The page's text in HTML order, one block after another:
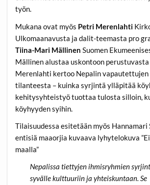
työn.
Mukana ovat myös Petri Merenlahti
Ulkomaanavusta ja dalit-teemasta pro
Tiina-Mari Mällinen Suomen
Mällinen alustaa uskontoon perustuvasta
Merenlahti kertoo Nepalin vapautettujen
tilanteesta – kuinka syrjintä ylläpitää
kehitysyhteistyö tuottaa tulosta silloin,
köyhyyden syihin.
Tilaisuudessa esitetään myös Hannamari
entisiä maaorjia kuvaava lyhytelokuva
maalla”
Nepalissa tiettyjen ihmisryhmien
syvälle kulttuuriin ja yhteiskuntaan. Se